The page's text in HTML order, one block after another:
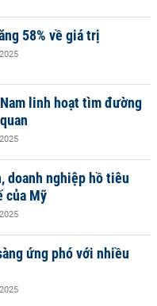
58% về giá trị
linh hoạt tìm đường
doanh nghiệp hồ tiêu
của Mỹ
ứng phó với nhiều